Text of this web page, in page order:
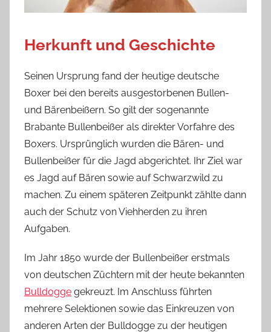
Herkunft und Geschichte
Seinen Ursprung fand der heutige deutsche
Boxer bei den bereits ausgestorbenen Bullen-
und Bärenbeißern. So gilt der sogenannte
Brabante Bullenbeißer als direkter Vorfahre des
Boxers. Ursprünglich wurden die Bären- und
Bullenbeißer für die Jagd abgerichtet. Ihr Ziel war
es Jagd auf Bären sowie auf Schwarzwild zu
machen. Zu einem späteren Zeitpunkt zählte dann
auch der Schutz von Viehherden zu ihren
Aufgaben.
Im Jahr 1850 wurde der Bullenbeißer erstmals
von deutschen Züchtern mit der heute bekannten
Bulldogge gekreuzt. Im Anschluss führten
mehrere Selektionen sowie das Einkreuzen von
anderen Arten der Bulldogge zu der heutigen